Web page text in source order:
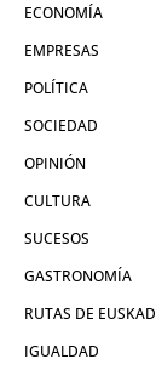
ECONOMÍA
EMPRESAS
POLÍTICA
SOCIEDAD
OPINIÓN
CULTURA
SUCESOS
GASTRONOMÍA
RUTAS DE
IGUALDAD